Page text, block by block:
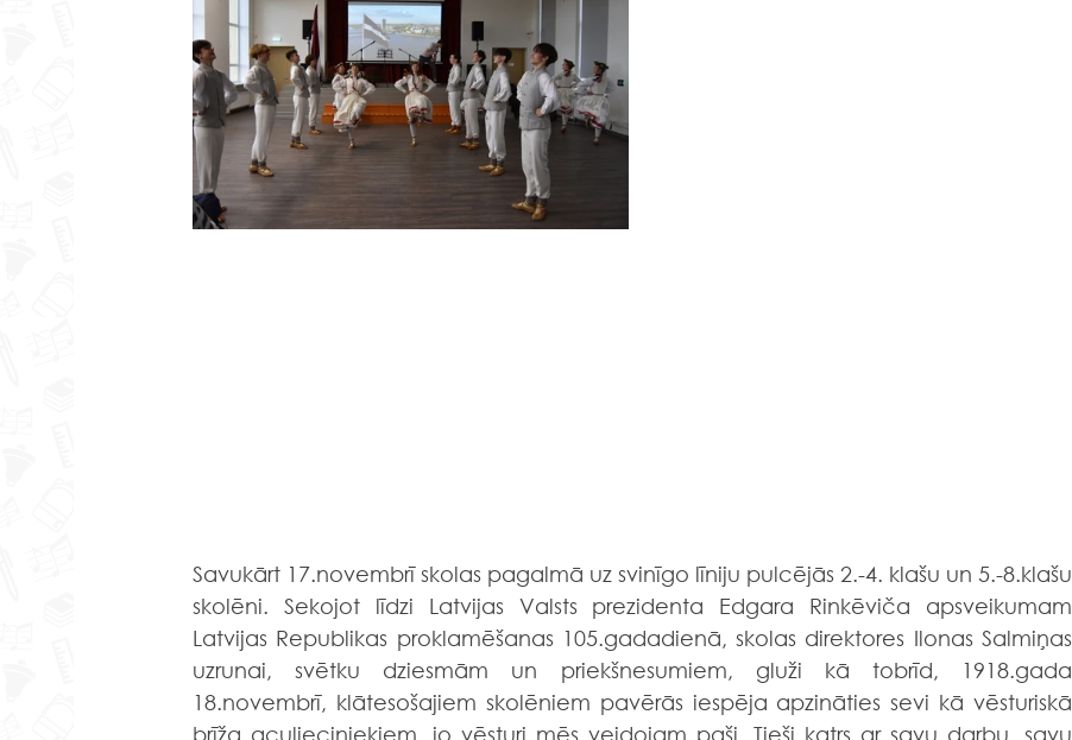
Savukārt 17.novembrī skolas pagalmā uz svinīgo līniju pulcējās 2.-4. klašu un 5.-8.klašu
skolēni. Sekojot līdzi Latvijas Valsts prezidenta Edgara Rinkēviča apsveikumam
Latvijas Republikas proklamēšanas 105.gadadienā, skolas direktores Ilonas Salmiņas
uzrunai, svētku dziesmām un priekšnesumiem, gluži kā tobrīd, 1918.gada
18.novembrī, klātesošajiem skolēniem pavērās iespēja apzināties sevi kā vēsturiskā
brīža aculieciniekiem, jo vēsturi mēs veidojam paši. Tieši katrs ar savu darbu, savu